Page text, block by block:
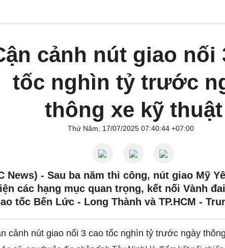
cảnh nút giao nối
tốc nghìn tỷ trước
thông xe kỹ thuật
Thứ Năm, 17/07/2025 07:40:44 +07:00
News) - Sau ba năm thi công, nút giao Mỹ
các hạng mục quan trọng, kết nối Vành đai
tốc Bến Lức - Long Thành và TP.HCM -